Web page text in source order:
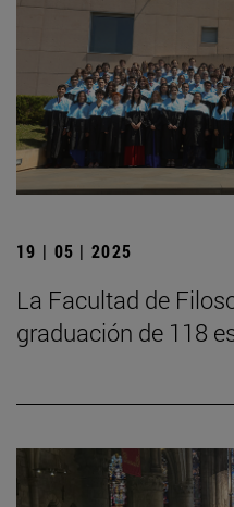
19 | 05 | 2025
La Facultad de
graduación de 118